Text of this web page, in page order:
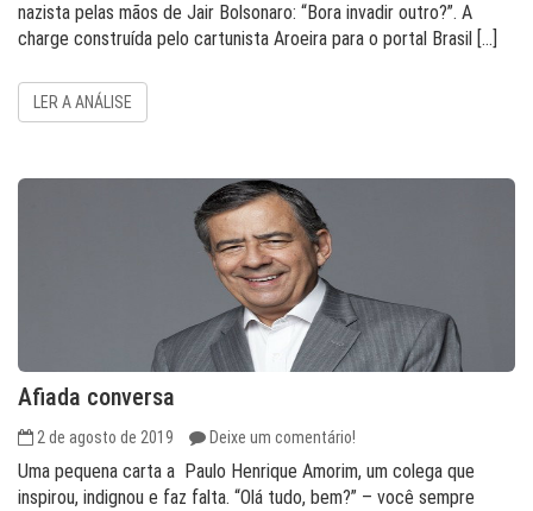
nazista pelas mãos de Jair Bolsonaro: “Bora invadir outro?”. A
charge construída pelo cartunista Aroeira para o portal Brasil […]
LER A ANÁLISE
Afiada conversa
2 de agosto de 2019 Deixe um comentário!
Uma pequena carta a Paulo Henrique Amorim, um colega que
inspirou, indignou e faz falta. “Olá tudo, bem?” – você sempre